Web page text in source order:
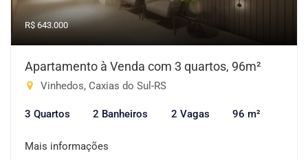
R$ 643.000
Apartamento à Venda com 3 quartos, 96m²
Vinhedos, Caxias do Sul-RS
3 Quartos 2 Banheiros 2 Vagas 96 m²
Mais informações